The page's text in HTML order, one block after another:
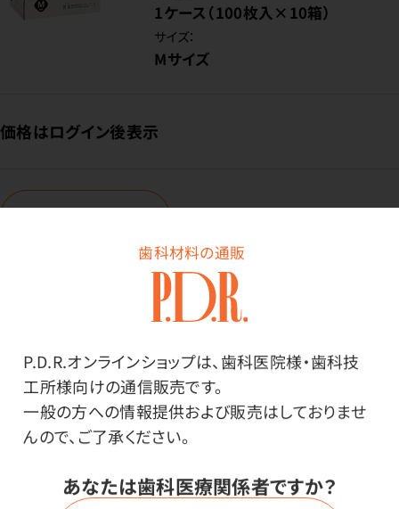
歯科材料の通販
P.D.R.オンラインショップは、歯科医院様・歯科技
工所様向けの通信販売です。
一般の方への情報提供および販売はしておりませ
んので、ご了承ください。
あなたは歯科医療関係者ですか？
1ケース（100枚入×10箱）
サイズ：
Mサイズ
価格はログイン後表示
商品番号：47-0702
在庫：×
内容量：
1ケース（100枚入×10箱）
サイズ：
Lサイズ
価格はログイン後表示